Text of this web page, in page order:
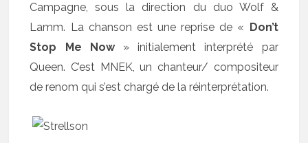
Campagne, sous la direction du duo Wolf &
Lamm. La chanson est une reprise de « Don’t
Stop Me Now» initialement interprété par
Queen. C’est MNEK, un chanteur/ compositeur
de renom qui s’est chargé de la réinterprétation.